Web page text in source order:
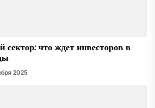
сектор: что ждет инвесторов в
2025